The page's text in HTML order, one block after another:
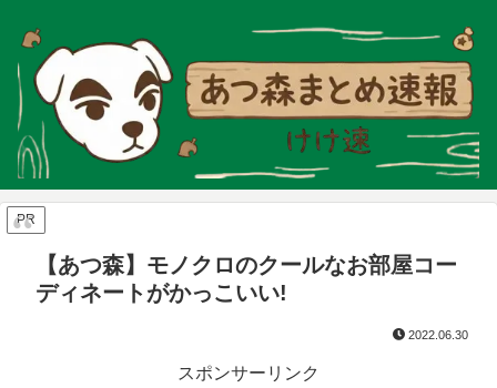
PR
【あつ森】モノクロのクールなお部屋コー
ディネートがかっこいい!
2022.06.30
スポンサーリンク